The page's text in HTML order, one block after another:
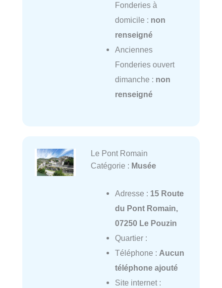
Fonderies à
domicile : non
renseigné
Anciennes
Fonderies ouvert
dimanche : non
renseigné
Le Pont Romain
Catégorie : Musée
Adresse : 15 Route
du Pont Romain,
07250 Le Pouzin
Quartier :
Téléphone : Aucun
téléphone ajouté
Site internet :